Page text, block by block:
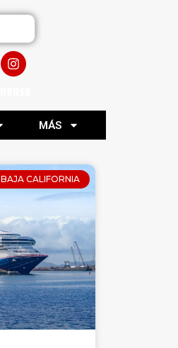
MÁS
BAJA CALIFORNIA